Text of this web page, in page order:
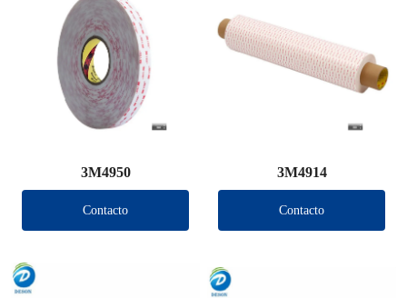
3M4950
Contacto
3M4914
Contacto